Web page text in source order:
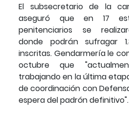
El subsecretario de la
aseguró que en 17
penitenciarios se
donde podrán sufragar
inscritas. Gendarmería le
octubre que
trabajando en la última
de coordinación con
espera del padrón definitivo".